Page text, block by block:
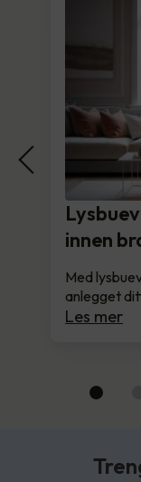
innen
Med
anlegget
Les mer